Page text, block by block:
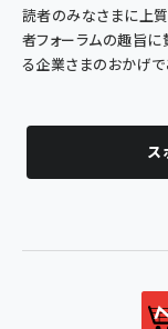
読者のみなさまに上質
者フォーラムの趣旨に
る企業さまのおかげで
ス